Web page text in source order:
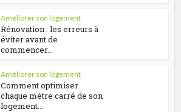
Améliorer son logement
Rénovation : les erreurs à
éviter avant de
commencer...
Améliorer son logement
Comment optimiser
chaque mètre carré de son
logement...